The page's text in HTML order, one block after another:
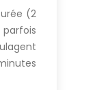
(2